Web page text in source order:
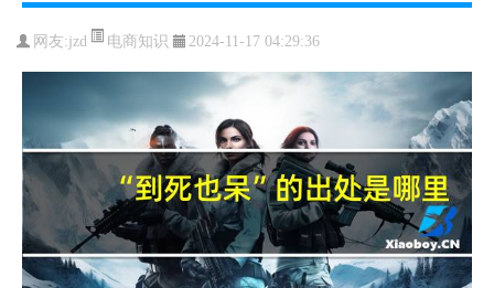
网友:jzd 电商知识 2024-11-17 04:29:36